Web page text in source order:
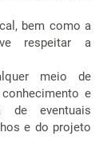
bem como a
respeitar a
meio de
e
de eventuais
e do projeto